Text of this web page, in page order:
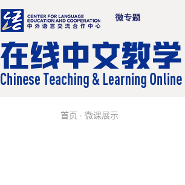
首页 · 微课展示